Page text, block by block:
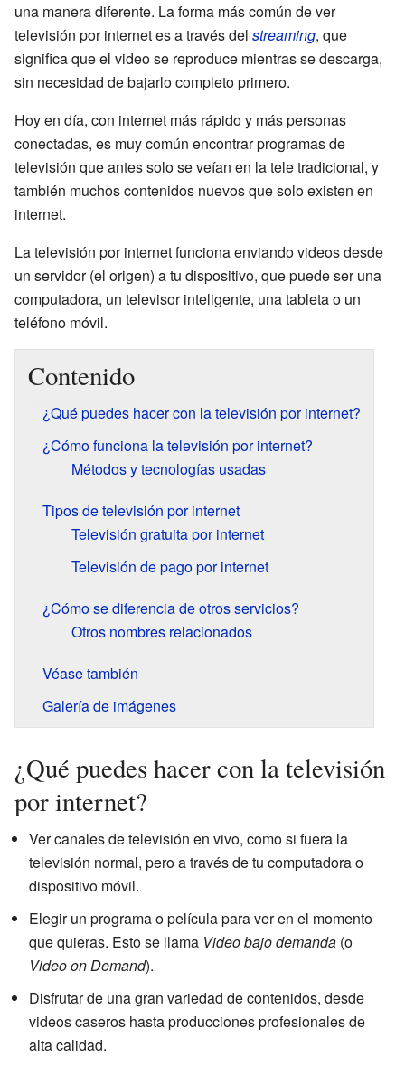
una manera diferente. La forma más común de ver
televisión por internet es a través del streaming, que
significa que el video se reproduce mientras se descarga,
sin necesidad de bajarlo completo primero.
Hoy en día, con internet más rápido y más personas
conectadas, es muy común encontrar programas de
televisión que antes solo se veían en la tele tradicional, y
también muchos contenidos nuevos que solo existen en
internet.
La televisión por internet funciona enviando videos desde
un servidor (el origen) a tu dispositivo, que puede ser una
computadora, un televisor inteligente, una tableta o un
teléfono móvil.
Contenido
¿Qué puedes hacer con la televisión por internet?
¿Cómo funciona la televisión por internet?
Métodos y tecnologías usadas
Tipos de televisión por internet
Televisión gratuita por internet
Televisión de pago por internet
¿Cómo se diferencia de otros servicios?
Otros nombres relacionados
Véase también
Galería de imágenes
¿Qué puedes hacer con la televisión
por internet?
Ver canales de televisión en vivo, como si fuera la
televisión normal, pero a través de tu computadora o
dispositivo móvil.
Elegir un programa o película para ver en el momento
que quieras. Esto se llama Video bajo demanda (o
Video on Demand).
Disfrutar de una gran variedad de contenidos, desde
videos caseros hasta producciones profesionales de
alta calidad.